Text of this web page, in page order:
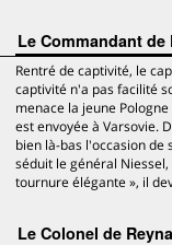
Le Commandant de
Rentré de captivité, le
captivité n'a pas facilité
menace la jeune
est envoyée à Varsovie.
bien là-bas l'occasion de
séduit le général
tournure élégante », il
Le Colonel de